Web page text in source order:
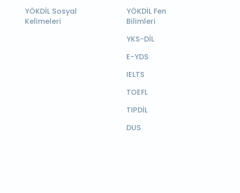
YÖKDİL Sosyal
Kelimeleri
YÖKDİL Fen
Bilimleri
YKS-DİL
E-YDS
IELTS
TOEFL
TIPDİL
DUS